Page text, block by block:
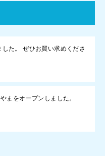
た。 ぜひお買い求めくださ
まをオープンしました。